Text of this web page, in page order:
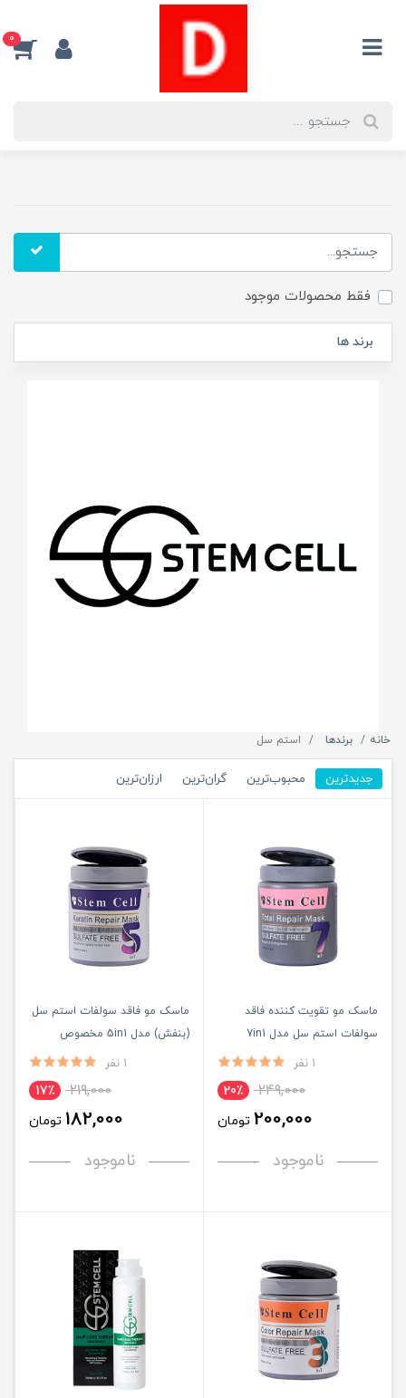
0
فقط محصولات موجود
برند ها
خانه برندها استم سل
جدیدترین محبوب‌ترین گران‌ترین ارزان‌ترین
ماسک مو تقویت کننده فاقد
سولفات استم سل مدل 7in1
مخصوص موهای دارای وز حجم
1 نفر
249,000 20٪
200,000 تومان
ناموجود
ماسک مو فاقد سولفات استم سل
(بنفش) مدل 5in1 مخصوص
موهای خشک و آسیب دیده
1 نفر
219,000 17٪
182,000 تومان
ناموجود